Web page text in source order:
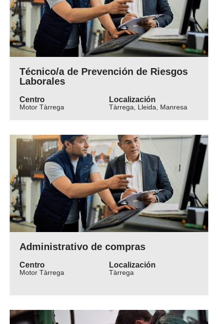
Técnico/a de Prevención de Riesgos
Laborales
Centro
Motor Tàrrega
Localización
Tàrrega, Lleida, Manresa
Administrativo de compras
Centro
Motor Tàrrega
Localización
Tàrrega